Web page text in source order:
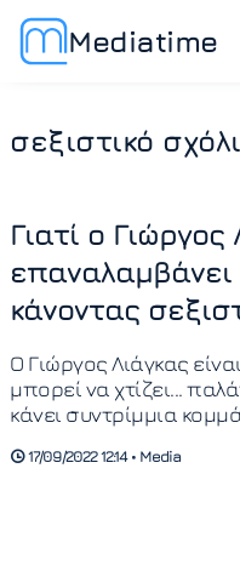
Mediatime
σεξιστικό
Γιατί ο Γιώργος
επαναλαμβάνει
κάνοντας
Ο Γιώργος Λιάγκας
μπορεί να χτίζει...
κάνει συντρίμμια
17/09/2022 12:14 • Media